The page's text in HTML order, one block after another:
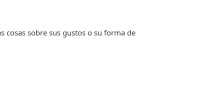
cosas sobre sus gustos o su forma de